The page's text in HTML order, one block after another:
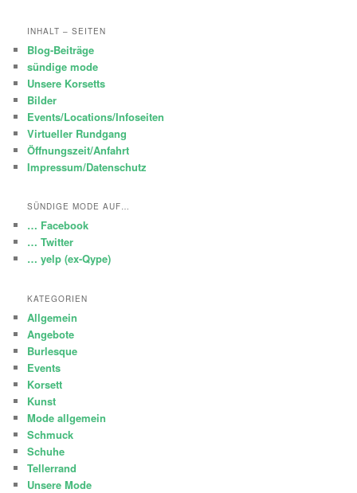
INHALT – SEITEN
Blog-Beiträge
sündige mode
Unsere Korsetts
Bilder
Events/Locations/Infoseiten
Virtueller Rundgang
Öffnungszeit/Anfahrt
Impressum/Datenschutz
SÜNDIGE MODE AUF…
… Facebook
… Twitter
… yelp (ex-Qype)
KATEGORIEN
Allgemein
Angebote
Burlesque
Events
Korsett
Kunst
Mode allgemein
Schmuck
Schuhe
Tellerrand
Unsere Mode